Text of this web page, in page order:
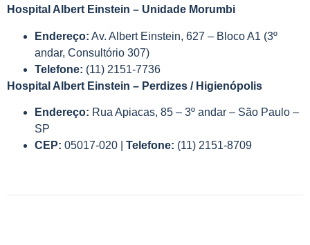
Hospital Albert Einstein – Unidade Morumbi
Endereço: Av. Albert Einstein, 627 – Bloco A1 (3º
andar, Consultório 307)
Telefone: (11) 2151-7736
Hospital Albert Einstein – Perdizes / Higienópolis
Endereço: Rua Apiacas, 85 – 3º andar – São Paulo –
SP
CEP: 05017-020 | Telefone: (11) 2151-8709